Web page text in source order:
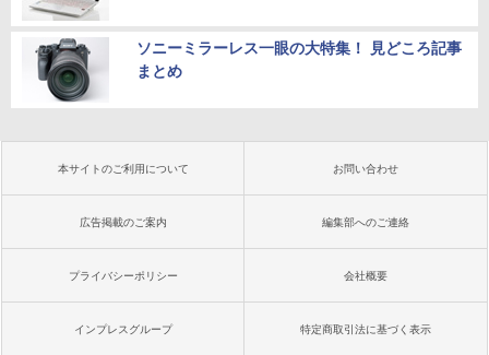
ソニーミラーレス一眼の大特集！ 見どころ記事
まとめ
本サイトのご利用について お問い合わせ
広告掲載のご案内 編集部へのご連絡
プライバシーポリシー 会社概要
インプレスグループ 特定商取引法に基づく表示